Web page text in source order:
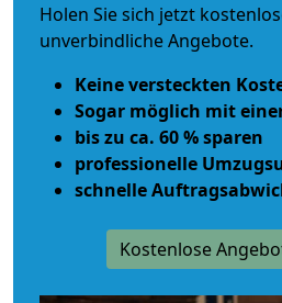
Holen Sie sich jetzt
unverbindliche Angebote.
Keine versteckten
Sogar möglich mit
bis zu ca. 60 % sparen
professionelle
schnelle
Kostenlose